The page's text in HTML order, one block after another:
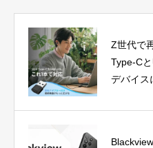
Z世代で
Type-C
デバイス